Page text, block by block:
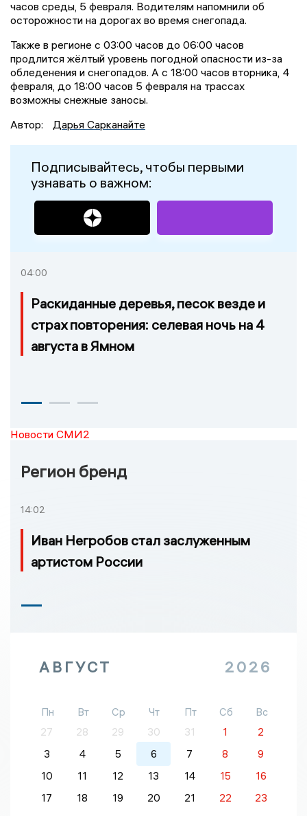
часов среды, 5 февраля. Водителям напомнили об
осторожности на дорогах во время снегопада.
Также в регионе с 03:00 часов до 06:00 часов
продлится жёлтый уровень погодной опасности из-за
обледенения и снегопадов. А с 18:00 часов вторника, 4
февраля, до 18:00 часов 5 февраля на трассах
возможны снежные заносы.
Автор:
Дарья Сарканайте
Подписывайтесь, чтобы первыми
узнавать о важном:
04:00
Раскиданные деревья, песок везде и
страх повторения: селевая ночь на 4
августа в Ямном
Новости СМИ2
Регион бренд
14:02
Иван Негробов стал заслуженным
артистом России
АВГУСТ 2026
Пн Вт Ср Чт Пт Сб
Вс
27
28 29 30 31 1
2
3
4 5 6 7 8
9
10
11 12 13 14 15
16
17
18 19 20 21 22
23